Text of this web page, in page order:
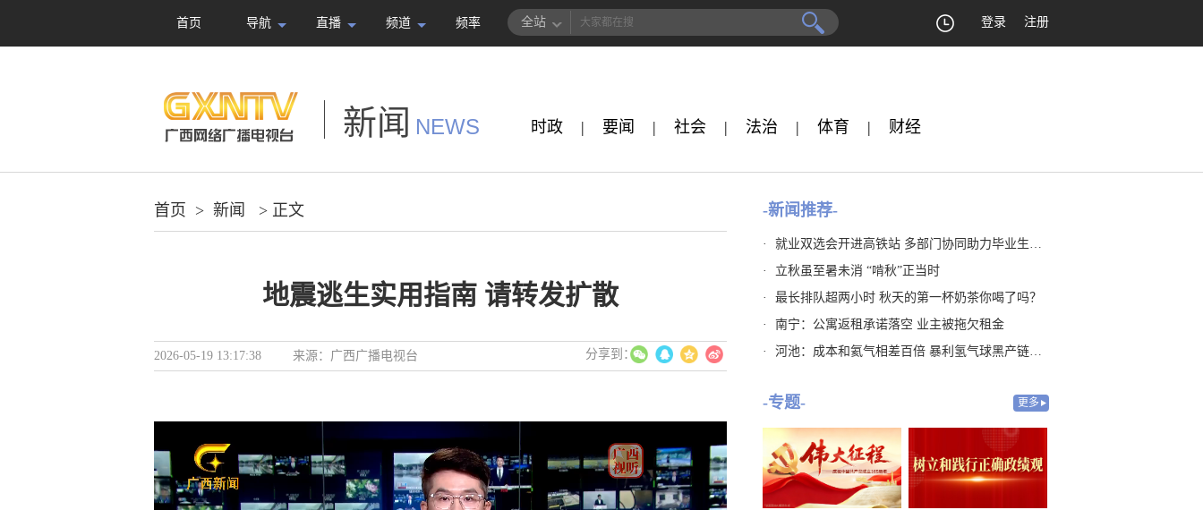
首页 导航 直播 频道 频率 全站 登录 注册
新闻 NEWS 时政 | 要闻 | 社会 | 法治 | 体育 | 财经
首页 > 新闻 > 正文
地震逃生实用指南 请转发扩散
2026-05-19 13:17:38 来源： 广西广播电视台
-新闻推荐-
·
就业双选会开进高铁站 多部门协同助力毕业生就业
·
立秋虽至暑未消 “啃秋”正当时
·
最长排队超两小时 秋天的第一杯奶茶你喝了吗？
·
南宁：公寓返租承诺落空 业主被拖欠租金
·
河池：成本和氦气相差百倍 暴利氢气球黑产链隐藏20年
-专题- 更多